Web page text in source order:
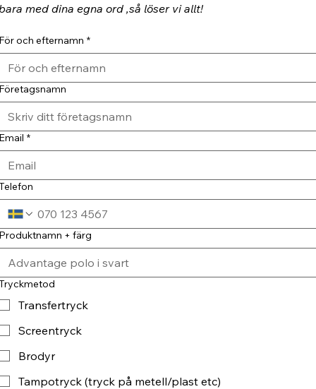
med dina egna ord ,så löser vi allt!
och efternamn *
*
+ färg
Transfertryck
Screentryck
Brodyr
Tampotryck (tryck på metell/plast etc)